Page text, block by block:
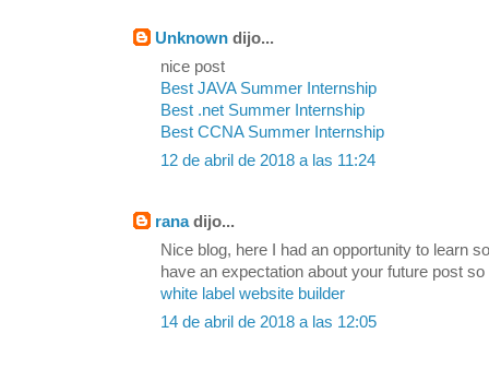
Unknown dijo...
nice post
Best JAVA Summer Internship
Best .net Summer Internship
Best CCNA Summer Internship
12 de abril de 2018 a las 11:24
ranadijo...
Nice blog, here I had an opportunity to learn
have an expectation about your future post
white label website builder
14 de abril de 2018 a las 12:05